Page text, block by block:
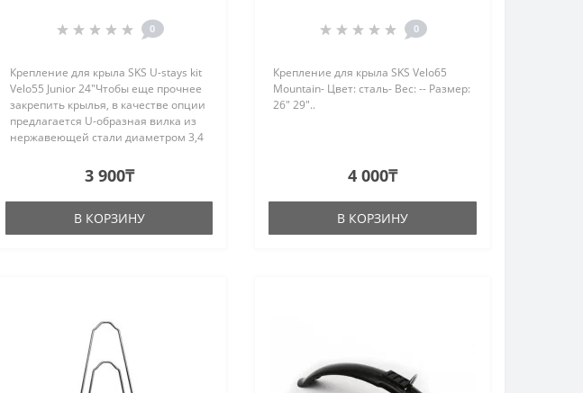
0
Крепление для крыла SKS U-stays kit
Velo55 Junior 24"Чтобы еще прочнее
закрепить крылья, в качестве опции
предлагается U-образная вилка из
нержавеющей стали диаметром 3,4
на вилки Suntour.- В комплекте 2
штуки.- Матери..3 900₸
В КОРЗИНУ
0
Крепление для крыла SKS Velo65
Mountain- Цвет: сталь- Вес: -- Размер:
26" 29"..
4 000₸
В КОРЗИНУ